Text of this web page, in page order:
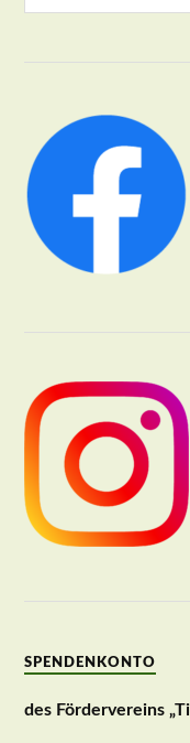
SPENDENKONTO
des Fördervereins